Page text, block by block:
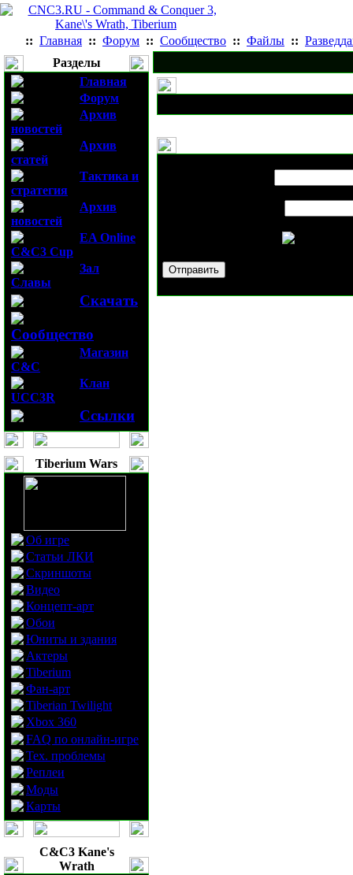
:: Главная :: Форум :: Сообщество :: Файлы ::
Разделы
Главная
Форум
Архив
новостей
Архив
статей
Тактика и
стратегия
Архив
новостей
EA Online
C&C3 Cup
Зал
Славы
Скачать
Сообщество
Магазин
C&C
Клан
UCC3R
Ссылки
Tiberium Wars
Об игре
Статьи ЛКИ
Скриншоты
Видео
Концепт-арт
Обои
Юниты и здания
Актеры
Tiberium
Фан-арт
Tiberian Twilight
Xbox 360
FAQ по онлайн-игре
Тех. проблемы
Реплеи
Моды
Карты
C&C3 Kane's
Wrath